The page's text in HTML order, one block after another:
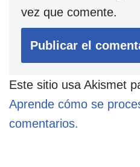
vez que comente.
Este sitio usa Akismet
Aprende cómo se
comentarios.